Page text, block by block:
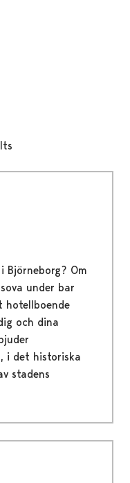
Björneborg? Om
under bar
hotellboende
och dina
i det historiska
stadens